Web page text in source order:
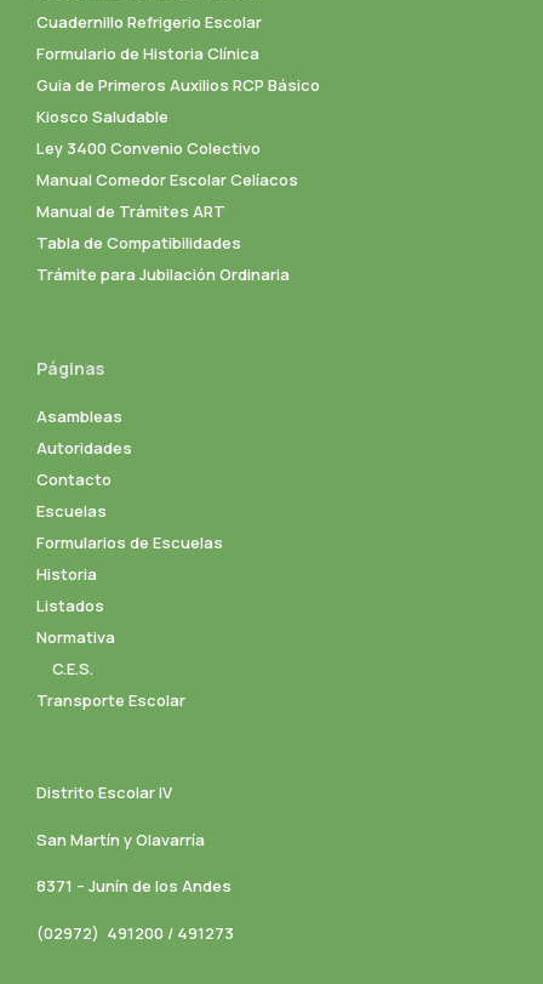
Cuadernillo Refrigerio Escolar
Formulario de Historia Clínica
Guia de Primeros Auxilios RCP Básico
Kiosco Saludable
Ley 3400 Convenio Colectivo
Manual Comedor Escolar Celíacos
Manual de Trámites ART
Tabla de Compatibilidades
Trámite para Jubilación Ordinaria
Páginas
Asambleas
Autoridades
Contacto
Escuelas
Formularios de Escuelas
Historia
Listados
Normativa
C.E.S.
Transporte Escolar
Distrito Escolar IV
San Martín y Olavarría
8371 – Junín de los Andes
(02972) 491200 / 491273